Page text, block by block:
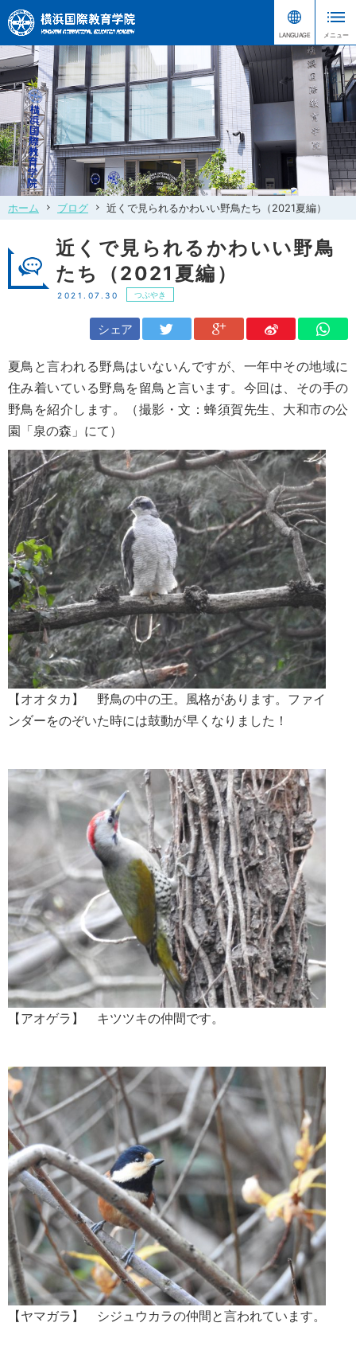
ホーム ブログ 近くで見られるかわいい野鳥たち（2021夏編）
近くで見られるかわいい野鳥
たち（2021夏編）
2021.07.30 つぶやき
シェア
夏鳥と言われる野鳥はいないんですが、一年中その地域に
住み着いている野鳥を留鳥と言います。今回は、その手の
野鳥を紹介します。（撮影・文：蜂須賀先生、大和市の公
園「泉の森」にて）
【オオタカ】 野鳥の中の王。風格があります。ファイ
ンダーをのぞいた時には鼓動が早くなりました！
【アオゲラ】 キツツキの仲間です。
【ヤマガラ】 シジュウカラの仲間と言われています。